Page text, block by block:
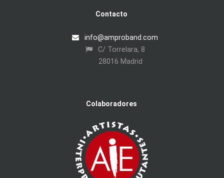
Contacto
info@amproband.com
C/ Torrelara, 8
28016 Madrid
Colaboradores